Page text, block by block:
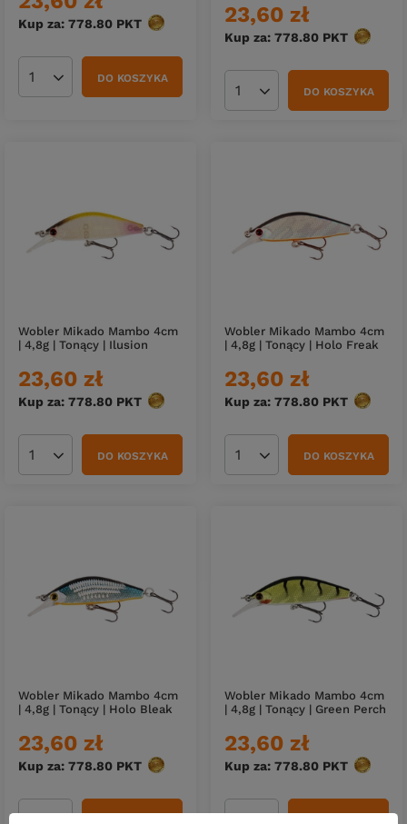
Kup za: 778.80 PKT punktów
Ilość produktówDO KOSZYKA
23,60 zł
Kup za: 778.80 PKT punktów
Ilość produktówDO KOSZYKA
Wobler Mikado Mambo 4cm
| 4,8g | Tonący | Ilusion
23,60 zł
Kup za: 778.80 PKT punktów
Ilość produktówDO KOSZYKA
Wobler Mikado Mambo 4cm
| 4,8g | Tonący | Holo Freak
23,60 zł
Kup za: 778.80 PKT punktów
Ilość produktówDO KOSZYKA
Wobler Mikado Mambo 4cm
| 4,8g | Tonący | Holo Bleak
23,60 zł
Kup za: 778.80 PKT punktów
Wobler Mikado Mambo 4cm
| 4,8g | Tonący | Green Perch
23,60 zł
Kup za: 778.80 PKT punktów